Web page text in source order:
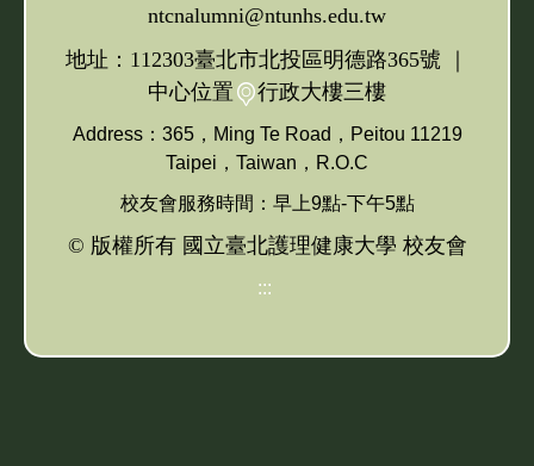
加入會員
校友會連結
校友會粉絲專頁
獎助學金申請
ntcnalumni@ntunhs.edu.tw
地址：112303臺北市北投區明德路365號 ｜
中心位置
行政大樓三樓
Address：365，Ming Te Road，Peitou 11219
Taipei，Taiwan，R.O.C
校友會服務時間：早上9點-下午5點
© 版權所有 國立臺北護理健康大學 校友會
:::